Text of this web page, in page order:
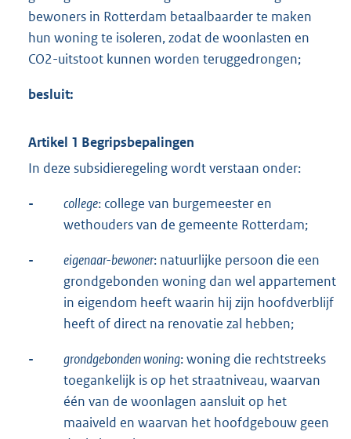
bewoners in Rotterdam betaalbaarder te maken
hun woning te isoleren, zodat de woonlasten en
CO2-uitstoot kunnen worden teruggedrongen;
besluit:
Artikel 1 Begripsbepalingen
In deze subsidieregeling wordt verstaan onder:
- college: college van burgemeester en
wethouders van de gemeente Rotterdam;
- eigenaar-bewoner: natuurlijke persoon die een
grondgebonden woning dan wel appartement
in eigendom heeft waarin hij zijn hoofdverblijf
heeft of direct na renovatie zal hebben;
- grondgebonden woning: woning die rechtstreeks
toegankelijk is op het straatniveau, waarvan
één van de woonlagen aansluit op het
maaiveld en waarvan het hoofdgebouw geen